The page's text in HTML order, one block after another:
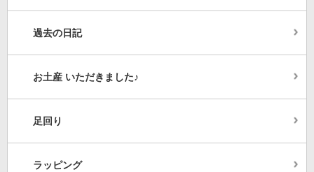
過去の日記
お土産 いただきました♪
足回り
ラッピング